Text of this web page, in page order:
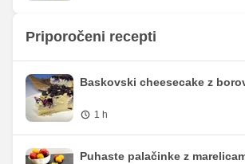
Priporočeni recepti
Baskovski cheesecake z
1 h
Puhaste palačinke z